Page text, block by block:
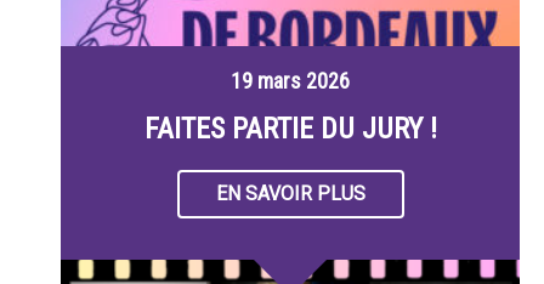
19 mars 2026
FAITES PARTIE DU JURY !
EN SAVOIR PLUS